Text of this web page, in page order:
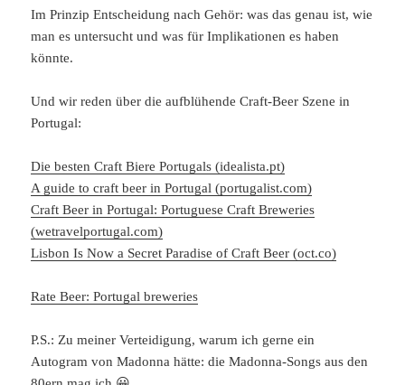
Im Prinzip Entscheidung nach Gehör: was das genau ist, wie
man es untersucht und was für Implikationen es haben
könnte.
Und wir reden über die aufblühende Craft-Beer Szene in
Portugal:
Die besten Craft Biere Portugals (idealista.pt)
A guide to craft beer in Portugal (portugalist.com)
Craft Beer in Portugal: Portuguese Craft Breweries
(wetravelportugal.com)
Lisbon Is Now a Secret Paradise of Craft Beer (oct.co)
Rate Beer: Portugal breweries
P.S.: Zu meiner Verteidigung, warum ich gerne ein
Autogram von Madonna hätte: die Madonna-Songs aus den